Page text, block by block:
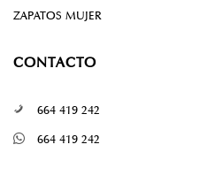
ZAPATOS MUJER
CONTACTO
664 419 242
664 419 242